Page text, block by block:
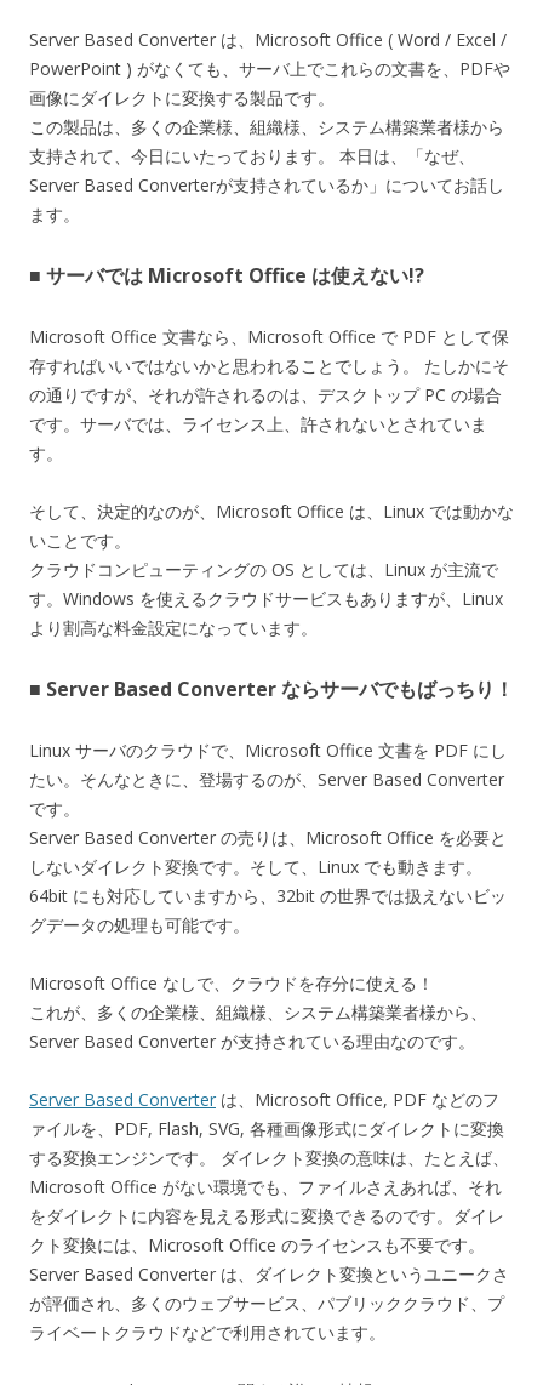
Server Based Converter は、Microsoft Office ( Word / Excel /
PowerPoint ) がなくても、サーバ上でこれらの文書を、PDFや
画像にダイレクトに変換する製品です。
この製品は、多くの企業様、組織様、システム構築業者様から
支持されて、今日にいたっております。 本日は、「なぜ、
Server Based Converterが支持されているか」についてお話し
ます。
■ サーバでは Microsoft Office は使えない!?
Microsoft Office 文書なら、Microsoft Office で PDF として保
存すればいいではないかと思われることでしょう。 たしかにそ
の通りですが、それが許されるのは、デスクトップ PC の場合
です。サーバでは、ライセンス上、許されないとされていま
す。
そして、決定的なのが、Microsoft Office は、Linux では動かな
いことです。
クラウドコンピューティングの OS としては、Linux が主流で
す。Windows を使えるクラウドサービスもありますが、Linux
より割高な料金設定になっています。
■ Server Based Converter ならサーバでもばっちり！
Linux サーバのクラウドで、Microsoft Office 文書を PDF にし
たい。そんなときに、登場するのが、Server Based Converter
です。
Server Based Converter の売りは、Microsoft Office を必要と
しないダイレクト変換です。そして、Linux でも動きます。
64bit にも対応していますから、32bit の世界では扱えないビッ
グデータの処理も可能です。
Microsoft Office なしで、クラウドを存分に使える！
これが、多くの企業様、組織様、システム構築業者様から、
Server Based Converter が支持されている理由なのです。
Server Based Converter は、Microsoft Office, PDF などのフ
ァイルを、PDF, Flash, SVG, 各種画像形式にダイレクトに変換
する変換エンジンです。 ダイレクト変換の意味は、たとえば、
Microsoft Office がない環境でも、ファイルさえあれば、それ
をダイレクトに内容を見える形式に変換できるのです。ダイレ
クト変換には、Microsoft Office のライセンスも不要です。
Server Based Converter は、ダイレクト変換というユニークさ
が評価され、多くのウェブサービス、パブリッククラウド、プ
ライベートクラウドなどで利用されています。